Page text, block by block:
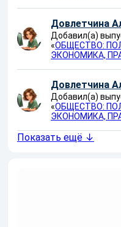
Довлетчина
Добавил(а)
«ОБЩЕСТВО:
ЭКОНОМИКА,
Довлетчина
Добавил(а)
«ОБЩЕСТВО:
ЭКОНОМИКА,
Показать ещё ↓